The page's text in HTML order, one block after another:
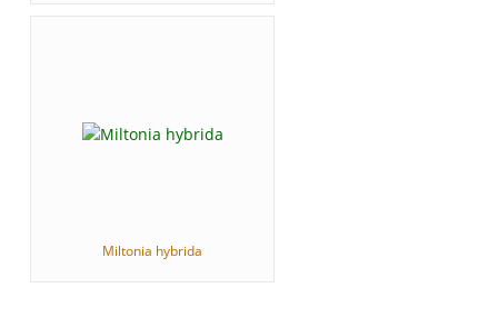
Miltonia hybrida